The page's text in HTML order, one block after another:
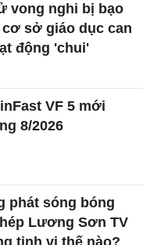
vong nghi bị bạo
cơ sở giáo dục can
động 'chui'
VF 5 mới
8/2026
phát sóng bóng
Lương Sơn TV